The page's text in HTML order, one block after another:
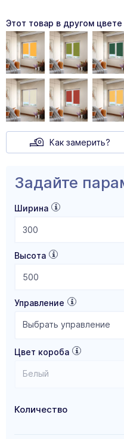
Этот товар в другом цвете
Как замерить?
Задайте
Ширина
Высота
Управление
Выбрать управление
Цвет короба
Белый
Количество